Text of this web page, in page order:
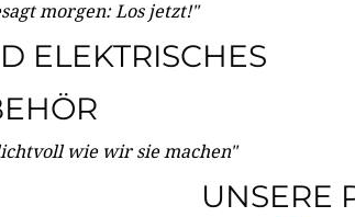
morgen: Los jetzt!"
ELEKTRISCHES
wie wir sie machen"
UNSERE